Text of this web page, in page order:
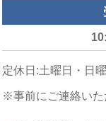
定休日:土曜日・日
※事前にご連絡いた